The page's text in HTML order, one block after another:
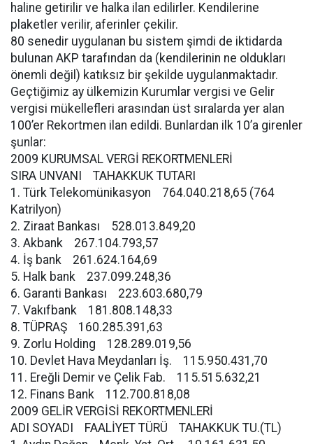
haline getirilir ve halka ilan edilirler. Kendilerine
plaketler verilir, aferinler çekilir.
80 senedir uygulanan bu sistem şimdi de iktidarda
bulunan AKP tarafından da (kendilerinin ne oldukları
önemli değil) katıksız bir şekilde uygulanmaktadır.
Geçtiğimiz ay ülkemizin Kurumlar vergisi ve Gelir
vergisi mükellefleri arasından üst sıralarda yer alan
100’er Rekortmen ilan edildi. Bunlardan ilk 10’a girenler
şunlar:
2009 KURUMSAL VERGİ REKORTMENLERİ
SIRA UNVANI TAHAKKUK TUTARI
1. Türk Telekomünikasyon 764.040.218,65 (764
Katrilyon)
2. Ziraat Bankası 528.013.849,20
3. Akbank 267.104.793,57
4. İş bank 261.624.164,69
5. Halk bank 237.099.248,36
6. Garanti Bankası 223.603.680,79
7. Vakıfbank 181.808.148,33
8. TÜPRAŞ 160.285.391,63
9. Zorlu Holding 128.289.019,56
10. Devlet Hava Meydanları İş. 115.950.431,70
11. Ereğli Demir ve Çelik Fab. 115.515.632,21
12. Finans Bank 112.700.818,08
2009 GELİR VERGİSİ REKORTMENLERİ
ADI SOYADI FAALİYET TÜRÜ TAHAKKUK TU.(TL)